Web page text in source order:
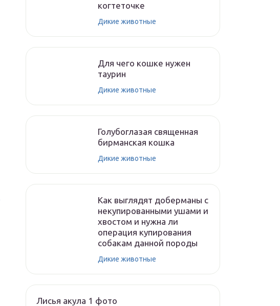
когтеточке
Дикие животные
Для чего кошке нужен
таурин
Дикие животные
Голубоглазая священная
бирманская кошка
Дикие животные
Как выглядят доберманы с
некупированными ушами и
хвостом и нужна ли
операция купирования
собакам данной породы
Дикие животные
Лисья акула 1 фото